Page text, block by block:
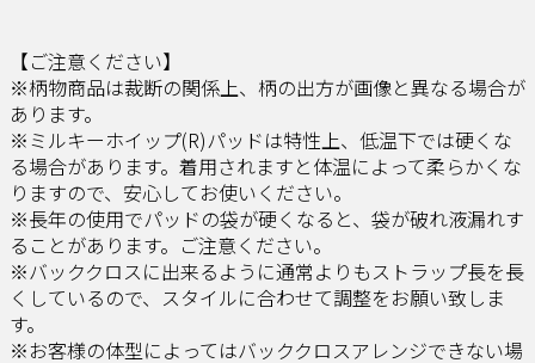
【ご注意ください】
※柄物商品は裁断の関係上、柄の出方が画像と異なる場合が
あります。
※ミルキーホイップ(R)パッドは特性上、低温下では硬くな
る場合があります。着用されますと体温によって柔らかくな
りますので、安心してお使いください。
※長年の使用でパッドの袋が硬くなると、袋が破れ液漏れす
ることがあります。ご注意ください。
※バッククロスに出来るように通常よりもストラップ長を長
くしているので、スタイルに合わせて調整をお願い致しま
す。
※お客様の体型によってはバッククロスアレンジできない場